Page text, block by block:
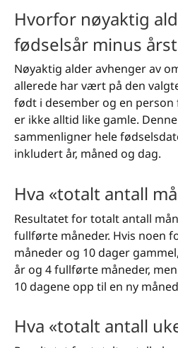
Hvorfor nøyaktig
fødselsår minus
Nøyaktig alder avhenger av
allerede har vært på den
født i desember og en
er ikke alltid like gamle.
sammenligner hele
inkludert år, måned og dag.
Hva «totalt antall
Resultatet for totalt antall
fullførte måneder. Hvis noen
måneder og 10 dager
år og 4 fullførte måneder,
10 dagene opp til en ny
Hva «totalt antall